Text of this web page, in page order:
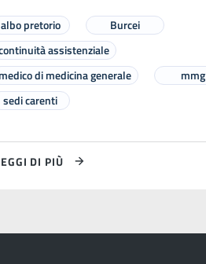
albo pretorio
Burcei
assistenziale
medico di medicina generale
mmg
sedi carenti
DI PIÙ